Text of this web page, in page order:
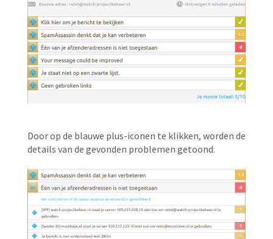
Door op de blauwe plus-iconen te klikken, worden de
details van de gevonden problemen getoond.